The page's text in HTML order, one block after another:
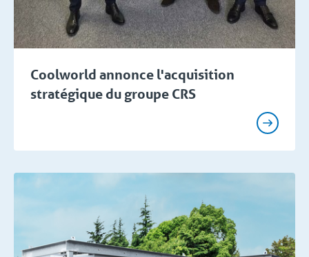
Coolworld annonce l'acquisition
stratégique du groupe CRS